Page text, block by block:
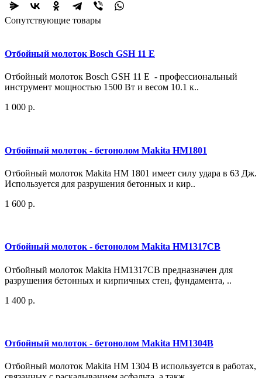
Сопутствующие товары
Отбойный молоток Bosch GSH 11 E
Отбойный молоток Bosch GSH 11 E - профессиональный
инструмент мощностью 1500 Вт и весом 10.1 к..
1 000 р.
Отбойный молоток - бетонолом Makita HM1801
Отбойный молоток Makita HM 1801 имеет силу удара в 63 Дж.
Используется для разрушения бетонных и кир..
1 600 р.
Отбойный молоток - бетонолом Makita HM1317CB
Отбойный молоток Makita HM1317CB предназначен для
разрушения бетонных и кирпичных стен, фундамента, ..
1 400 р.
Отбойный молоток - бетонолом Makita HM1304B
Отбойный молоток Makita HM 1304 B используется в работах,